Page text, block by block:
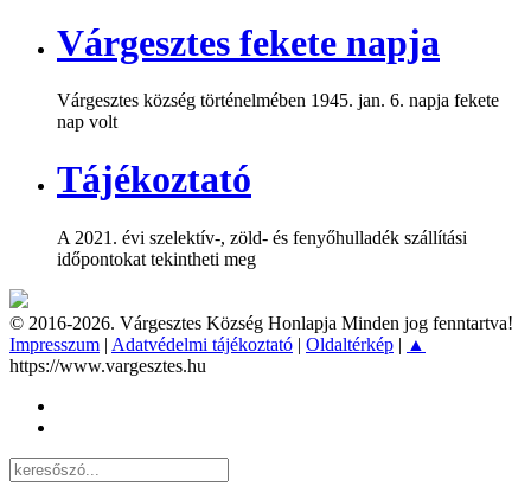
Várgesztes fekete napja
Várgesztes község történelmében 1945. jan. 6. napja fekete
nap volt
Tájékoztató
A 2021. évi szelektív-, zöld- és fenyőhulladék szállítási
időpontokat tekintheti meg
© 2016-2026. Várgesztes Község Honlapja Minden jog fenntartva!
Impresszum | Adatvédelmi tájékoztató | Oldaltérkép | ▲
https://www.vargesztes.hu